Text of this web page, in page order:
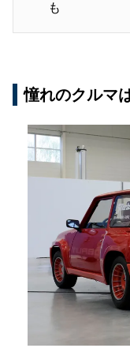
も
憧れのクルマ